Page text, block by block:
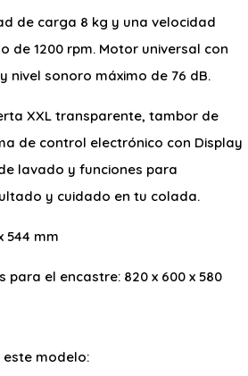
de carga 8 kg y una velocidad
de 1200 rpm. Motor universal con
nivel sonoro máximo de 76 dB.
XXL transparente, tambor de
de control electrónico con Display
lavado y funciones para
y cuidado en tu colada.
544 mm
para el encastre: 820 x 600 x 580
este modelo: